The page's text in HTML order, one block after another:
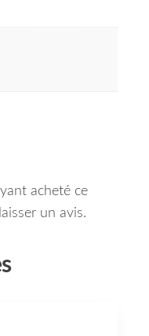
acheté ce
un avis.